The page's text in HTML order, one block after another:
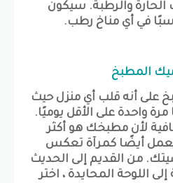
والرطبة. سيكون
في أي مناخ رطب.
المطبخ
على أنه قلب أي منزل حيث
واحدة على الأقل يوميًا.
لأن مطبخك هو أكثر
أيضًا كمرآة تعكس
من القديم إلى الحديث
إلى اللوحة المحايدة ، اختر